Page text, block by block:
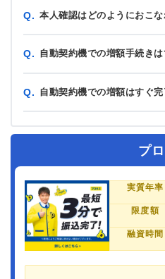
Q. 本人確認はどのようにおこな
Q. 自動契約機での増額手続きは
Q. 自動契約機での増額はすぐ完
プ
実質年率
限度額
融資時間